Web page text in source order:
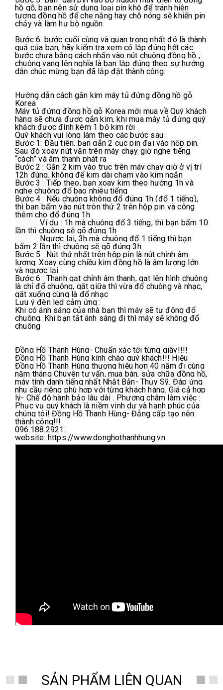
hồ gỗ, bạn nên sử dụng loại pin khô để tránh hiện
tượng đồng hồ để che nắng hay chỗ nóng sẽ khiến pin
chảy và làm hư bộ nguồn.
Bước 6: bước cuối cùng và quan trọng nhất đó là thành
quả của bạn, hãy kiểm tra xem có lắp đúng hết các
bước chưa bằng cách nhấn vào nút chuông đồng hồ ,
chuông vang lên nghĩa là bạn lắp đúng theo sự hướng
dẫn chúc mừng bạn đã lắp đặt thành công.
Hướng dẫn cách gắn kim máy tủ đứng đồng hồ gỗ
Korea
Máy tủ đứng đồng hồ gỗ Korea mới mua về Quý khách
hàng sẽ chưa được gắn kim, khi mua máy tủ đứng quý
khách được đính kèm 1 bộ kim rời
Quý khách vui lòng làm theo các bước sau :
Bước 1: Đầu tiên, bạn gắn 2 cục pin đại vào hộp pin.
Sau đó xoay nút vặn trên máy chạy giờ nghe tiếng
“cách” và âm thanh phát ra
Bước 2 : Gắn 2 kim vào trục trên máy chạy giờ ở vị trí
12h đúng, không để kim dài chạm vào kim ngắn
Bước 3 : Tiếp theo, bạn xoay kim theo hướng 1h và
nghe chuông đổ bao nhiêu tiếng
Bước 4 : Nếu chuông không đổ đúng 1h (đổ 1 tiếng),
thì bạn bấm vào nút tròn thứ 2 trên hộp pin và công
thêm cho đổ đúng 1h
            Ví dụ : 1h mà chuông đổ 3 tiếng, thì bạn bấm 10
lần thì chuông sẽ gõ đúng 1h
bấm 2 lần thì chuông sẽ gõ đúng 3h
Bước 5 : Nút thứ nhất trên hộp pin là nút chỉnh âm
lượng. Xoay cùng chiều kim đồng hồ là âm lượng lớn
và ngược lại
Bước 6 : Thanh gạt chỉnh âm thanh, gạt lên hình chuông
là chỉ đổ chuông, gặt giữa thì vừa đổ chuông và nhạc,
gặt xuống cùng là đổ nhạc
Lưu ý đèn led cảm ứng :
Khi có ánh sáng của nhà bạn thì máy sẽ tự động đổ
chuông. Khi bạn tắt ánh sáng đi thì máy sẽ không đổ
chuông
Đồng Hồ Thanh Hùng- Chuẩn xác tới từng giây!!!!
Đồng Hồ Thanh Hùng kính chào quý khách!!! Hiệu
Đồng Hồ Thanh Hùng thương hiệu hơn 40 năm đi cùng
năm tháng Chuyên tư vấn, mua bán, sửa chữa đồng hồ,
máy tính danh tiếng nhất Nhật Bản- Thụy Sỹ. Đáp ứng
nhu cầu riêng phù hợp với từng khách hàng. Giá cả hợp
lý- Chế độ hành bảo lâu dài . Phương châm làm việc :
Phục vụ quý khách là niềm vinh dự và hạnh phúc của
chúng tôi! Đồng Hồ Thanh Hùng- Đẳng cấp tạo nên
thành công!!!
096.188.2921.
website: https://www.donghothanhhung.vn
SẢN PHẨM LIÊN QUAN